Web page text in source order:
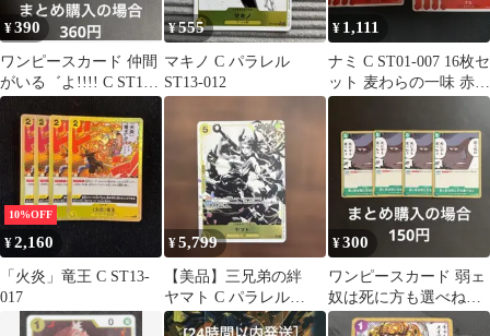
¥390
ワンピースカード 仲間
がいる゛よ!!!! C ST14-
016 4枚
¥555
マキノ C パラレル
ST13-012
¥ 1,111
ナミ C ST01-007 16枚セ
ット 麦わらの一味 赤ル
フィ
10%OFF
¥2,160
「火炎」竜王 C ST13-
017
¥5,799
【美品】三兄弟の絆
ヤマト C パラレル
ST13-016 墨絵パラレル
¥300
ワンピースカード 弱ェ
奴は死に方も選べねェ
C OP10-040 4枚